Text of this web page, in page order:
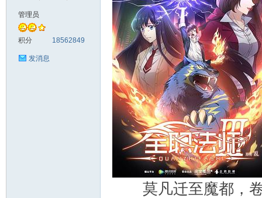
管理员
积分 18562849
发消息
莫凡迁至魔都，卷